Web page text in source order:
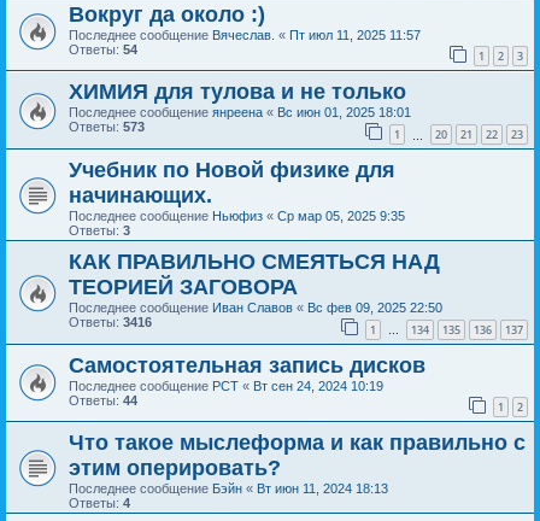
Вокруг да около :)
Последнее сообщение Вячеслав. « Пт июл 11, 2025 11:57
Ответы: 54 1 2 3
ХИМИЯ для тулова и не только
Последнее сообщение янреена « Вс июн 01, 2025 18:01
Ответы: 573 1 20 21 22 23
Учебник по Новой физике для
начинающих.
Последнее сообщение Ньюфиз « Ср мар 05, 2025 9:35
Ответы: 3
КАК ПРАВИЛЬНО СМЕЯТЬСЯ НАД
ТЕОРИЕЙ ЗАГОВОРА
Последнее сообщение Иван Славов « Вс фев 09, 2025 22:50
Ответы: 3416 1 … 134 135 136 137
Самостоятельная запись дисков
Последнее сообщение РСТ « Вт сен 24, 2024 10:19
Ответы: 44 1 2
Что такое мыслеформа и как правильно с
этим оперировать?
Последнее сообщение Бэйн « Вт июн 11, 2024 18:13
Ответы: 4